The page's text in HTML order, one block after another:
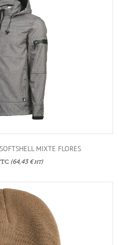
MIXTE FLORES
(64,43 €HT)